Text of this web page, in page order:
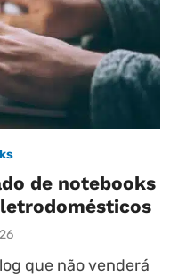
de notebooks
que não venderá